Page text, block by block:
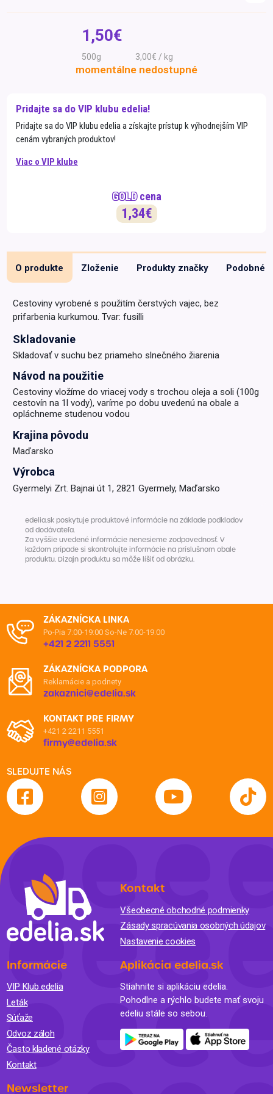
Darčekové
poukazy
Recepty
Drogéria a kozmetika
Lekáreň
1,50€
500g 3,00€ / kg
momentálne nedostupné
Pridajte sa do VIP klubu edelia!
Pridajte sa do VIP klubu edelia a získajte prístup k výhodnejším VIP
cenám vybraných produktov!
Viac o VIP klube
GOLDcena
1,34€
O produkte Zloženie Produkty značky Podobné
Cestoviny vyrobené s použitím čerstvých vajec, bez
prifarbenia kurkumou. Tvar: fusilli
Skladovanie
Skladovať v suchu bez priameho slnečného žiarenia
Návod na použitie
Cestoviny vložíme do vriacej vody s trochou oleja a soli (100g
cestovín na 1l vody), varíme po dobu uvedenú na obale a
opláchneme studenou vodou
Krajina pôvodu
Maďarsko
Výrobca
Gyermelyi Zrt. Bajnai út 1, 2821 Gyermely, Maďarsko
edelia.sk poskytuje produktové informácie na základe podkladov
od dodávateľa.
Za vyššie uvedené informácie nenesieme zodpovednosť. V
každom prípade si skontrolujte informácie na príslušnom obale
produktu. Dizajn produktu sa môže líšiť od obrázku.
ZÁKAZNÍCKA LINKA
Po-Pia 7:00-19:00 So-Ne 7:00-19:00
+421 2 2211 5551
ZÁKAZNÍCKA PODPORA
Reklamácie a podnety
zakaznici@edelia.sk
KONTAKT PRE FIRMY
+421 2 2211 5551
firmy@edelia.sk
SLEDUJTE NÁS
Kontakt
Všeobecné obchodné podmienky
Zásady spracúvania osobných údajov
Nastavenie cookies
Informácie
VIP Klub edelia
Leták
Súťaže
Odvoz záloh
Často kladené otázky
Kontakt
Aplikácia edelia.sk
Stiahnite si aplikáciu edelia.
Pohodlne a rýchlo budete mať svoju
edeliu stále so sebou.
Newsletter